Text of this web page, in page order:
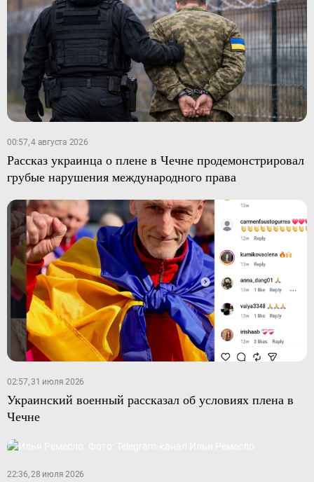
00:57, 4 августа 2026
Рассказ украинца о плене в Чечне продемонстрировал
грубые нарушения международного права
02:57, 31 июля 2026
Украинский военный рассказал об условиях плена в
Чечне
22:36, 28 июля 2026